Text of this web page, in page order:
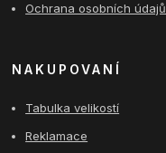
Ochrana osobních údajů
NAKUPOVANÍ
Tabulka velikostí
Reklamace